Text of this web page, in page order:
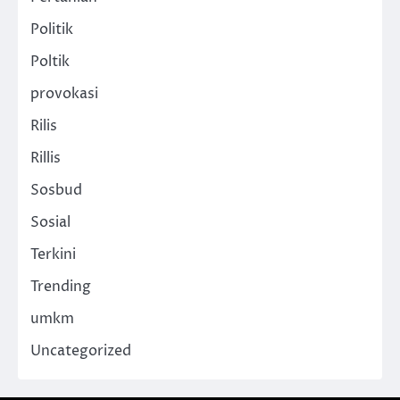
Politik
Poltik
provokasi
Rilis
Rillis
Sosbud
Sosial
Terkini
Trending
umkm
Uncategorized